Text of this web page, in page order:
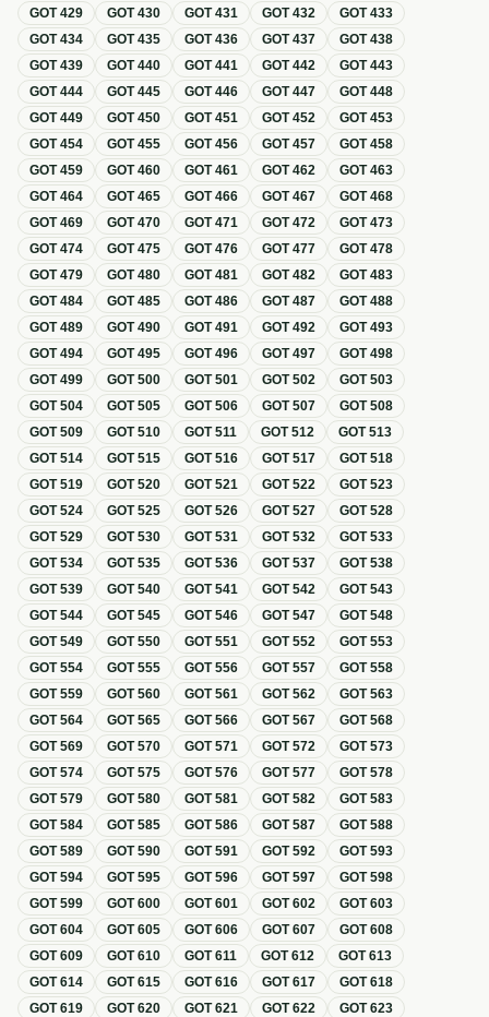
GOT429 GOT430 GOT431 GOT432 GOT433
GOT434 GOT435 GOT436 GOT437 GOT438
GOT439 GOT440 GOT441 GOT442 GOT443
GOT444 GOT445 GOT446 GOT447 GOT448
GOT449 GOT450 GOT451 GOT452 GOT453
GOT454 GOT455 GOT456 GOT457 GOT458
GOT459 GOT460 GOT461 GOT462 GOT463
GOT464 GOT465 GOT466 GOT467 GOT468
GOT469 GOT470 GOT471 GOT472 GOT473
GOT474 GOT475 GOT476 GOT477 GOT478
GOT479 GOT480 GOT481 GOT482 GOT483
GOT484 GOT485 GOT486 GOT487 GOT488
GOT489 GOT490 GOT491 GOT492 GOT493
GOT494 GOT495 GOT496 GOT497 GOT498
GOT499 GOT500 GOT501 GOT502 GOT503
GOT504 GOT505 GOT506 GOT507 GOT508
GOT509 GOT510 GOT511 GOT512 GOT513
GOT514 GOT515 GOT516 GOT517 GOT518
GOT519 GOT520 GOT521 GOT522 GOT523
GOT524 GOT525 GOT526 GOT527 GOT528
GOT529 GOT530 GOT531 GOT532 GOT533
GOT534 GOT535 GOT536 GOT537 GOT538
GOT539 GOT540 GOT541 GOT542 GOT543
GOT544 GOT545 GOT546 GOT547 GOT548
GOT549 GOT550 GOT551 GOT552 GOT553
GOT554 GOT555 GOT556 GOT557 GOT558
GOT559 GOT560 GOT561 GOT562 GOT563
GOT564 GOT565 GOT566 GOT567 GOT568
GOT569 GOT570 GOT571 GOT572 GOT573
GOT574 GOT575 GOT576 GOT577 GOT578
GOT579 GOT580 GOT581 GOT582 GOT583
GOT584 GOT585 GOT586 GOT587 GOT588
GOT589 GOT590 GOT591 GOT592 GOT593
GOT594 GOT595 GOT596 GOT597 GOT598
GOT599 GOT600 GOT601 GOT602 GOT603
GOT604 GOT605 GOT606 GOT607 GOT608
GOT609 GOT610 GOT611 GOT612 GOT613
GOT614 GOT615 GOT616 GOT617 GOT618
GOT619 GOT620 GOT621 GOT622 GOT623